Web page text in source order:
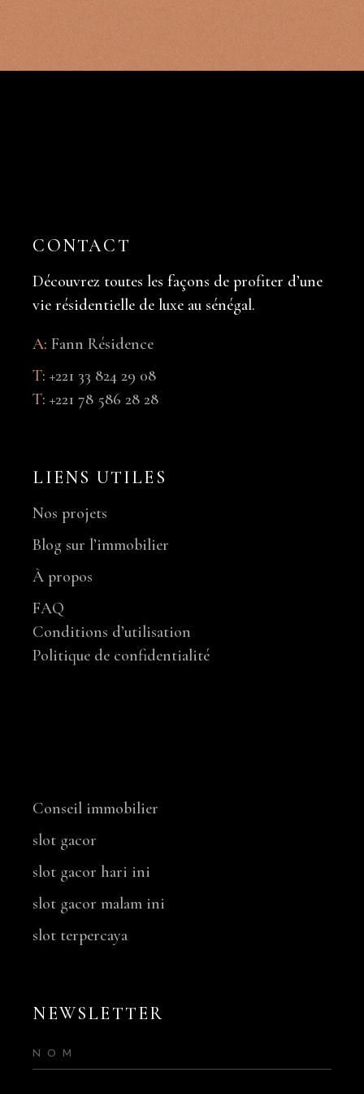
CONTACT
Découvrez toutes les façons de profiter d’une
vie résidentielle de luxe au sénégal.
A:Fann Résidence
T:+221 33 824 29 08
T:+221 78 586 28 28
LIENS UTILES
Nos projets
Blog sur l’immobilier
À propos
FAQ
Conditions d’utilisation
Politique de confidentialité
Conseil immobilier
slot gacor
slot gacor hari ini
slot gacor malam ini
slot terpercaya
NEWSLETTER